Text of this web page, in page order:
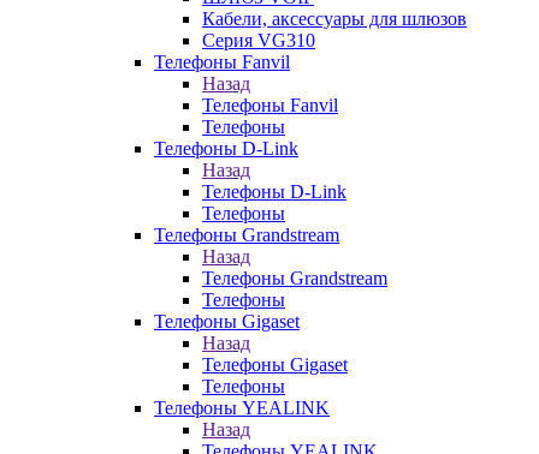
Кабели, аксессуары для шлюзов
Серия VG310
Телефоны Fanvil
Назад
Телефоны Fanvil
Телефоны
Телефоны D-Link
Назад
Телефоны D-Link
Телефоны
Телефоны Grandstream
Назад
Телефоны Grandstream
Телефоны
Телефоны Gigaset
Назад
Телефоны Gigaset
Телефоны
Телефоны YEALINK
Назад